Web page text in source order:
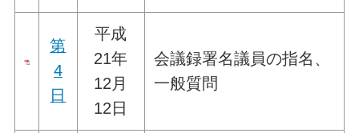
第
4
日
平成
21年
12月
12日
会議録署名議員の指名、
一般質問